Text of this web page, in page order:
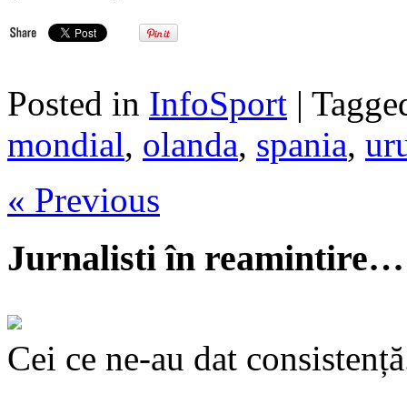
Posted in InfoSport |
mondial, olanda, spania,
« Previous
Jurnalisti în reamintire…
Cei ce ne-au dat